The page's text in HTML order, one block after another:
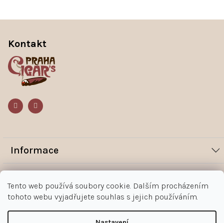
Tento web používá soubory cookie. Dalším procházením
tohoto webu vyjadřujete souhlas s jejich používáním.
Informace
Novinky
Magazín
Jak nakupovat
Obchodní podmínky
Kontakt
Kontakt